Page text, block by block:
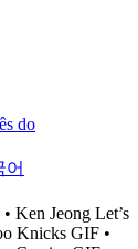
do
어
Ken Jeong Let’s
Knicks GIF •